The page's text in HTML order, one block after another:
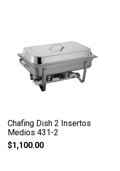
Chafing Dish 2 Insertos
Medios 431-2
$1,100.00